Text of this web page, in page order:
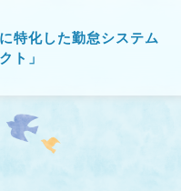
特化した勤怠システム
ト」